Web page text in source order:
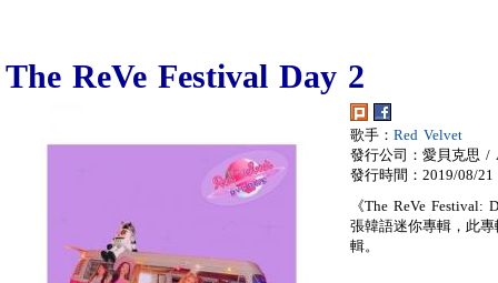
The ReVe Festival Day 2
歌手： Red Velvet
發行公司：愛貝克思 /
發行時間：2019/08/21
《The ReVe Festival:
張韓語迷你專輯，此
輯。